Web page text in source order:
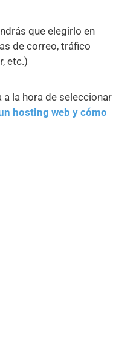
que elegirlo en
de correo, tráfico
etc.)
la hora de seleccionar
hosting web y cómo